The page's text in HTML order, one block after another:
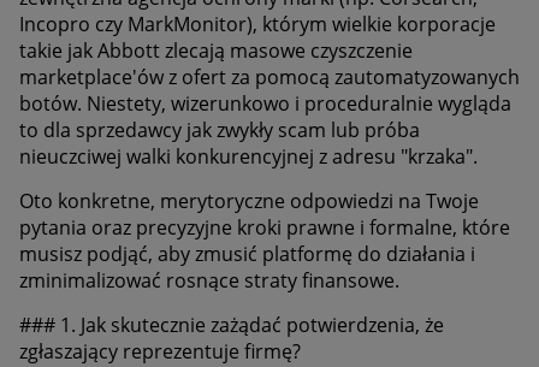
Incopro czy MarkMonitor), którym wielkie korporacje
takie jak Abbott zlecają masowe czyszczenie
marketplace'ów z ofert za pomocą zautomatyzowanych
botów. Niestety, wizerunkowo i proceduralnie wygląda
to dla sprzedawcy jak zwykły scam lub próba
nieuczciwej walki konkurencyjnej z adresu "krzaka".
Oto konkretne, merytoryczne odpowiedzi na Twoje
pytania oraz precyzyjne kroki prawne i formalne, które
musisz podjąć, aby zmusić platformę do działania i
zminimalizować rosnące straty finansowe.
### 1. Jak skutecznie zażądać potwierdzenia, że
zgłaszający reprezentuje firmę?